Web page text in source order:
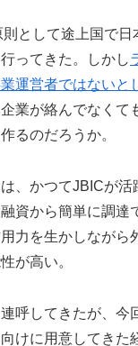
として途上国で日
ってきた。しかし
運営者ではないと
業が絡んでなくて
るのだろうか。
、かつてJBICが活
資から簡単に調達
力を生かしながら
が高い。
呼してきたが、今
けに用意してきた